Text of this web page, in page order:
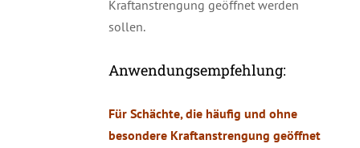
Kraftanstrengung geöffnet werden
sollen.
Anwendungsempfehlung:
Für Schächte, die häufig und ohne
besondere Kraftanstrengung geöffnet